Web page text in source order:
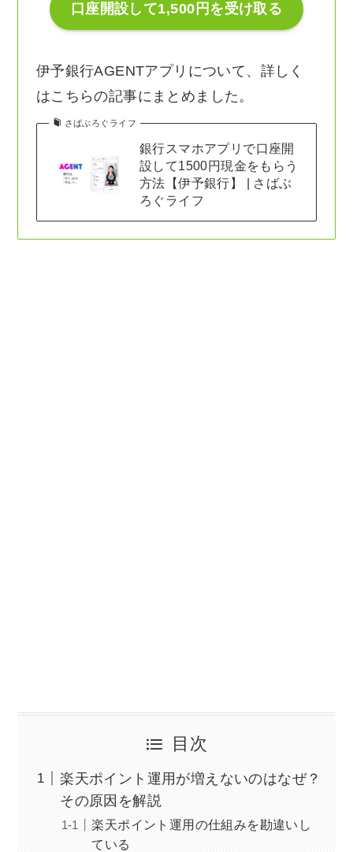
口座開設して1,500円を受け取る
伊予銀行AGENTアプリについて、詳しく
はこちらの記事にまとめました。
さばぶろぐライフ
銀行スマホアプリで口座開
設して1500円現金をもらう
方法【伊予銀行】 | さばぶ
ろぐライフ
目次
楽天ポイント運用が増えないのはなぜ？
その原因を解説
楽天ポイント運用の仕組みを勘違いし
ている